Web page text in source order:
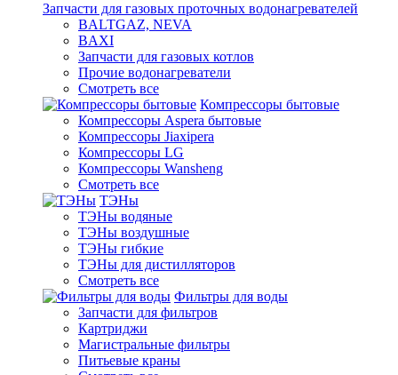
Запчасти для газовых проточных водонагревателей
BALTGAZ, NEVA
BAXI
Запчасти для газовых котлов
Прочие водонагреватели
Смотреть все
Компрессоры бытовые
Компрессоры Aspera бытовые
Компрессоры Jiaxipera
Компрессоры LG
Компрессоры Wansheng
Смотреть все
ТЭНы
ТЭНы водяные
ТЭНы воздушные
ТЭНы гибкие
ТЭНы для дистилляторов
Смотреть все
Фильтры для воды
Запчасти для фильтров
Картриджи
Магистральные фильтры
Питьевые краны